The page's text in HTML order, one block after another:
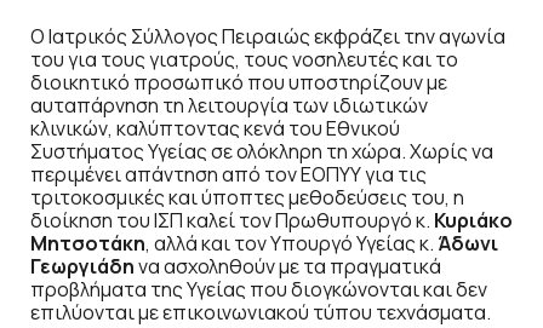
Ο Ιατρικός Σύλλογος Πειραιώς εκφράζει την αγωνία
του για τους γιατρούς, τους νοσηλευτές και το
διοικητικό προσωπικό που υποστηρίζουν με
αυταπάρνηση τη λειτουργία των ιδιωτικών
κλινικών, καλύπτοντας κενά του Εθνικού
Συστήματος Υγείας σε ολόκληρη τη χώρα. Χωρίς να
περιμένει απάντηση από τον ΕΟΠΥΥ για τις
τριτοκοσμικές και ύποπτες μεθοδεύσεις του, η
διοίκηση του ΙΣΠ καλεί τον Πρωθυπουργό κ. Κυριάκο
Μητσοτάκη, αλλά και τον Υπουργό Υγείας κ. Άδωνι
Γεωργιάδηνα ασχοληθούν με τα πραγματικά
προβλήματα της Υγείας που διογκώνονται και δεν
επιλύονται με επικοινωνιακού τύπου τεχνάσματα.